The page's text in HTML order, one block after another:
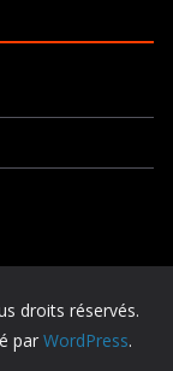
droits réservés.
par WordPress.